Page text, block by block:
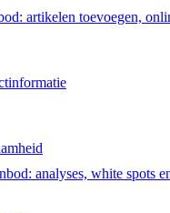
artikelen toevoegen,
analyses, white spots